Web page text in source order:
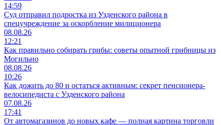
14:59
Суд отправил подростка из Узденского района в
спецучреждение за оскорбление милиционера
08.08.26
12:21
Как правильно собирать грибы: советы опытной грибницы из
Могильно
08.08.26
10:26
Как дожить до 80 и остаться активным: секрет пенсионера-
велосипедиста с Узденского района
07.08.26
17:41
От автомагазинов до новых кафе — полная картина торговли